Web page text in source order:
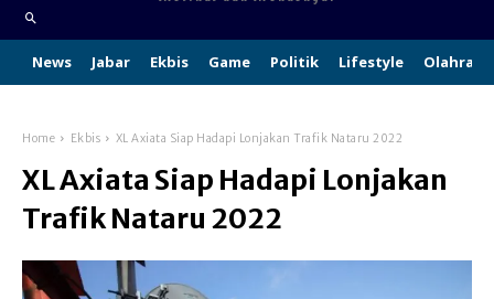
News Jabar Ekbis Game Politik Lifestyle Olahraga
Home Ekbis XL Axiata Siap Hadapi Lonjakan Trafik Nataru 2022
XL Axiata Siap Hadapi Lonjakan
Trafik Nataru 2022